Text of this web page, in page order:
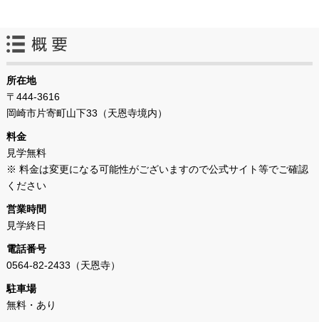
所在地
〒444-3616
岡崎市片寄町山下33（天恩寺境内）
料金
見学無料
※ 料金は変更になる可能性がございますので公式サイト等でご確認
ください
営業時間
見学終日
電話番号
0564-82-2433（天恩寺）
駐車場
無料・あり